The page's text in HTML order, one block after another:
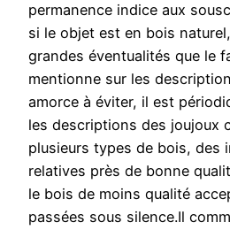
permanence indice aux
si le objet est en bois
grandes éventualités que le
mentionne sur les
amorce à éviter, il est
les descriptions des joujoux
plusieurs types de bois, des
relatives près de bonne
le bois de moins qualité
passées sous silence.Il